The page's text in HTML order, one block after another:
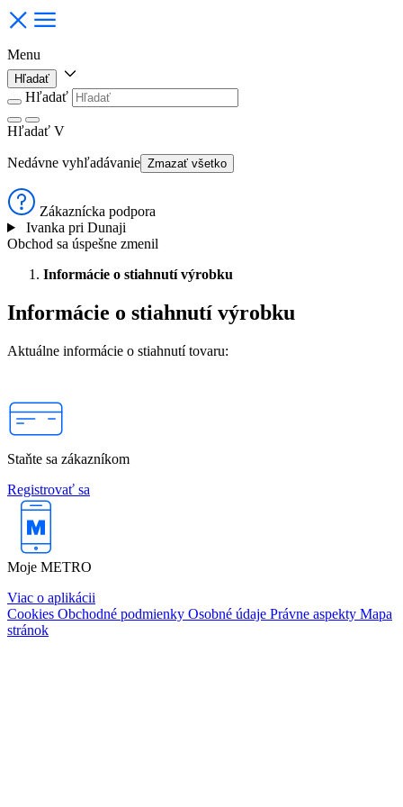
Menu
Hľadať
Hľadať
Hľadať V
Nedávne vyhľadávanie Zmazať všetko
Zákaznícka podpora
Ivanka pri Dunaji
Obchod sa úspešne zmenil
Informácie o stiahnutí výrobku
Informácie o stiahnutí výrobku
Aktuálne informácie o stiahnutí tovaru:
Staňte sa zákazníkom
Registrovať sa
Moje METRO
Viac o aplikácii
Cookies Obchodné podmienky Osobné údaje Právne aspekty Mapa
stránok